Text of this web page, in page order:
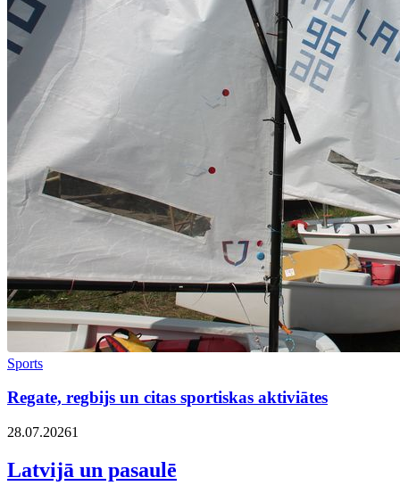
Sports
Regate, regbijs un citas sportiskas aktiviātes
28.07.20261
Latvijā un pasaulē